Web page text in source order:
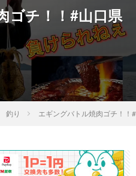
ゴチ！！#山口県
釣り エギングバトル焼肉ゴチ！！